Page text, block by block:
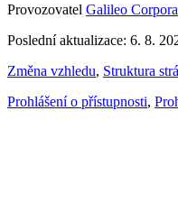
Provozovatel Galileo
Poslední aktualizace: 6. 8.
Změna vzhledu, Struktura
Prohlášení o přístupnosti,